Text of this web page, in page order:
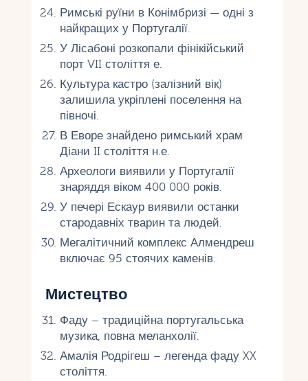
Римські руїни в Конімбризі — одні з
найкращих у Португалії.
У Лісабоні розкопали фінікійський
порт VII століття е.
Культура кастро (залізний вік)
залишила укріплені поселення на
півночі.
В Еворе знайдено римський храм
Діани II століття н.е.
Археологи виявили у Португалії
знаряддя віком 400 000 років.
У печері Ескаур виявили останки
стародавніх тварин та людей.
Мегалітичний комплекс Алмендреш
включає 95 стоячих каменів.
Мистецтво
Фаду – традиційна португальська
музика, повна меланхолії.
Амалія Родрігеш – легенда фаду XX
століття.